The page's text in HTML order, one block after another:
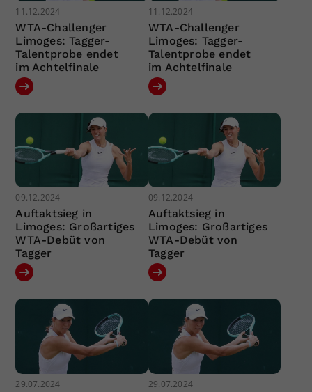
11.12.2024
WTA-Challenger
Limoges: Tagger-
Talentprobe endet
im Achtelfinale
11.12.2024
WTA-Challenger
Limoges: Tagger-
Talentprobe endet
im Achtelfinale
09.12.2024
Auftaktsieg in
Limoges: Großartiges
WTA-Debüt von
Tagger
09.12.2024
Auftaktsieg in
Limoges: Großartiges
WTA-Debüt von
Tagger
29.07.2024 29.07.2024